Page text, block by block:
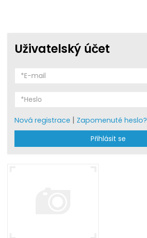
Uživatelský účet
Nová registrace | Zapomenuté heslo?
Přihlásit se